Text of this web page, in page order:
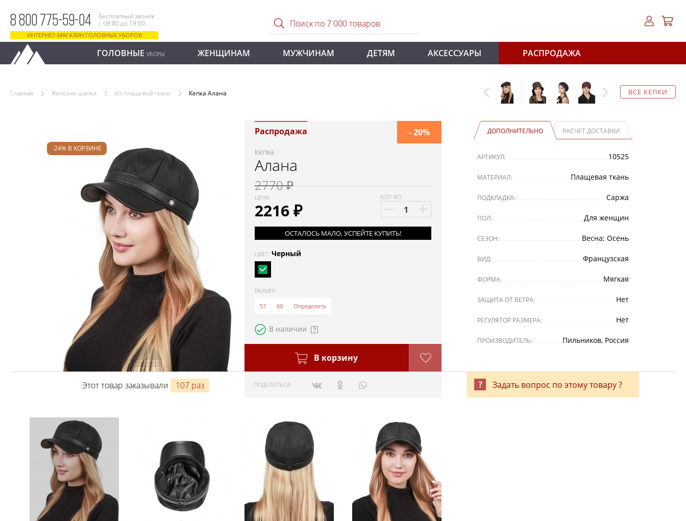
8 800 775-59-04
Бесплатный звонок
с 08:00 до 19:00
ИНТЕРНЕТ-МАГАЗИН ГОЛОВНЫХ УБОРОВ
ГОЛОВНЫЕ УБОРЫ ЖЕНЩИНАМ МУЖЧИНАМ ДЕТЯМ АКСЕССУАРЫ РАСПРОДАЖА
ВСЕ КЕПКИ
Главная Женские шапки Из плащевой ткани Кепка Алана
-24% В КОРЗИНЕ
Распродажа
Кепка
Алана
2770 ₽
ЦЕНА
2216₽
- 20%
КОЛ-ВО
ОСТАЛОСЬ МАЛО, УСПЕЙТЕ КУПИТЬ!
ЦВЕТ: Черный
РАЗМЕР:
57
60 Определить
В наличии
В корзину
ПОДЕЛИТЬСЯ
ДОПОЛНИТЕЛЬНО РАСЧЕТ ДОСТАВКИ
АРТИКУЛ: 10525
МАТЕРИАЛ: Плащевая ткань
ПОДКЛАДКА: Саржа
ПОЛ: Для женщин
СЕЗОН: Весна; Осень
ВИД: Французская
ФОРМА: Мягкая
ЗАЩИТА ОТ ВЕТРА: Нет
РЕГУЛЯТОР РАЗМЕРА: Нет
ПРОИЗВОДИТЕЛЬ: Пильников, Россия
Этот товар заказывали 107 раз Задать вопрос по этому товару ?